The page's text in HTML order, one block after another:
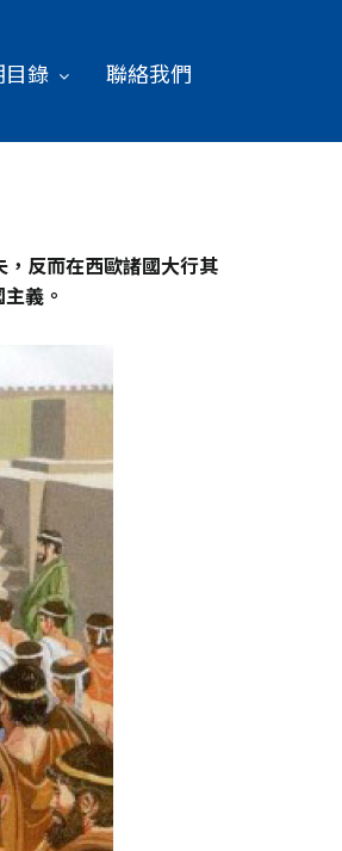
錄 聯絡我們
反而在西歐諸國大行其
義。